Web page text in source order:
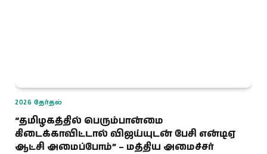
2026 தேர்தல்
“தமிழகத்தில் பெரும்பான்மை
கிடைக்காவிட்டால் விஜய்யுடன் பேசி என்டிஏ
ஆட்சி அமைப்போம்” – மத்திய அமைச்சர்